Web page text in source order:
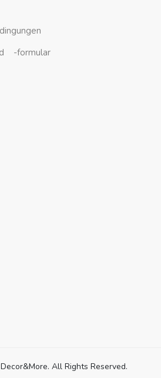
-formular
All Rights Reserved.